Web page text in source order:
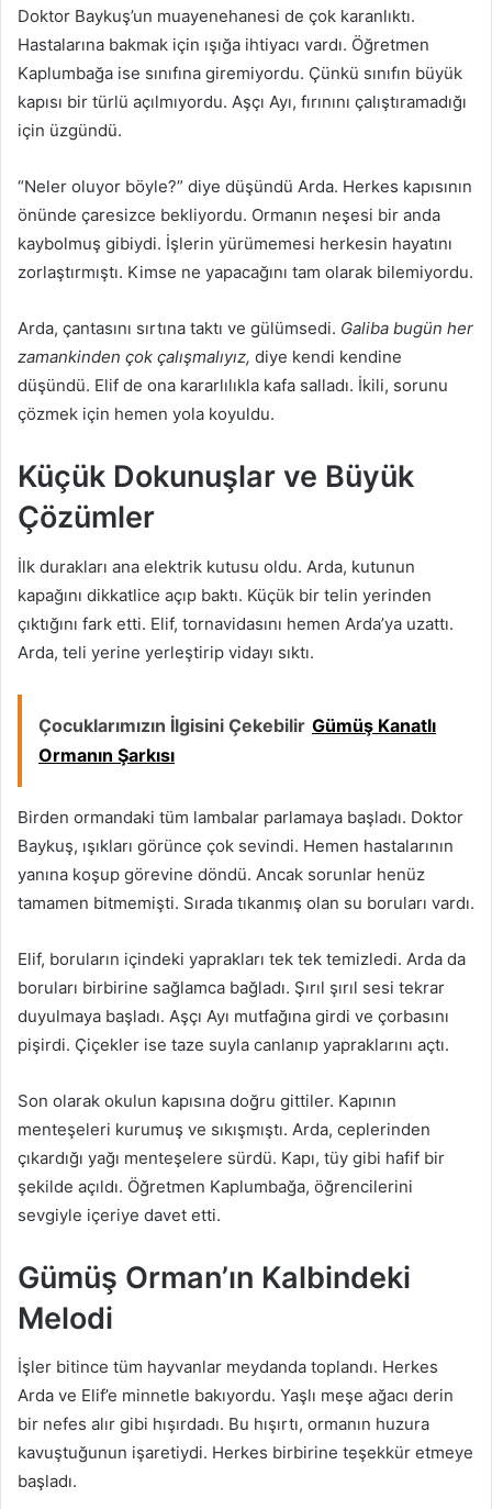
Doktor Baykuş’un muayenehanesi de çok karanlıktı.
Hastalarına bakmak için ışığa ihtiyacı vardı. Öğretmen
Kaplumbağa ise sınıfına giremiyordu. Çünkü sınıfın büyük
kapısı bir türlü açılmıyordu. Aşçı Ayı, fırınını çalıştıramadığı
için üzgündü.
“Neler oluyor böyle?” diye düşündü Arda. Herkes kapısının
önünde çaresizce bekliyordu. Ormanın neşesi bir anda
kaybolmuş gibiydi. İşlerin yürümemesi herkesin hayatını
zorlaştırmıştı. Kimse ne yapacağını tam olarak bilemiyordu.
Arda, çantasını sırtına taktı ve gülümsedi. Galiba bugün her
zamankinden çok çalışmalıyız, diye kendi kendine
düşündü. Elif de ona kararlılıkla kafa salladı. İkili, sorunu
çözmek için hemen yola koyuldu.
Küçük Dokunuşlar ve Büyük
Çözümler
İlk durakları ana elektrik kutusu oldu. Arda, kutunun
kapağını dikkatlice açıp baktı. Küçük bir telin yerinden
çıktığını fark etti. Elif, tornavidasını hemen Arda’ya uzattı.
Arda, teli yerine yerleştirip vidayı sıktı.
Çocuklarımızın İlgisini Çekebilir Gümüş Kanatlı
Ormanın Şarkısı
Birden ormandaki tüm lambalar parlamaya başladı. Doktor
Baykuş, ışıkları görünce çok sevindi. Hemen hastalarının
yanına koşup görevine döndü. Ancak sorunlar henüz
tamamen bitmemişti. Sırada tıkanmış olan su boruları vardı.
Elif, boruların içindeki yaprakları tek tek temizledi. Arda da
boruları birbirine sağlamca bağladı. Şırıl şırıl sesi tekrar
duyulmaya başladı. Aşçı Ayı mutfağına girdi ve çorbasını
pişirdi. Çiçekler ise taze suyla canlanıp yapraklarını açtı.
Son olarak okulun kapısına doğru gittiler. Kapının
menteşeleri kurumuş ve sıkışmıştı. Arda, ceplerinden
çıkardığı yağı menteşelere sürdü. Kapı, tüy gibi hafif bir
şekilde açıldı. Öğretmen Kaplumbağa, öğrencilerini
sevgiyle içeriye davet etti.
Gümüş Orman’ın Kalbindeki
Melodi
İşler bitince tüm hayvanlar meydanda toplandı. Herkes
Arda ve Elif’e minnetle bakıyordu. Yaşlı meşe ağacı derin
bir nefes alır gibi hışırdadı. Bu hışırtı, ormanın huzura
kavuştuğunun işaretiydi. Herkes birbirine teşekkür etmeye
başladı.